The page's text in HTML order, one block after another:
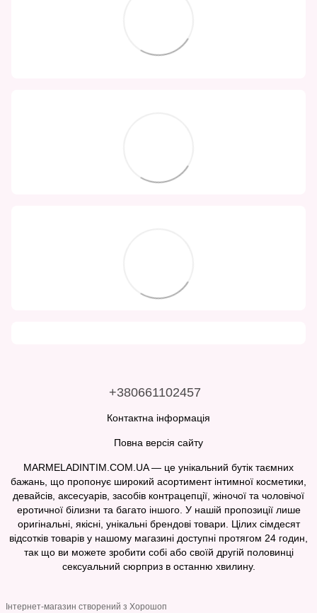
+380661102457
Контактна інформація
Повна версія сайту
MARMELADINTIM.COM.UA — це унікальний бутік таємних
бажань, що пропонує широкий асортимент інтимної косметики,
девайсів, аксесуарів, засобів контрацепції, жіночої та чоловічої
еротичної білизни та багато іншого. У нашій пропозиції лише
оригінальні, якісні, унікальні брендові товари. Цілих сімдесят
відсотків товарів у нашому магазині доступні протягом 24 годин,
так що ви можете зробити собі або своїй другій половинці
сексуальний сюрприз в останню хвилину.
Інтернет-магазин створений з Хорошоп